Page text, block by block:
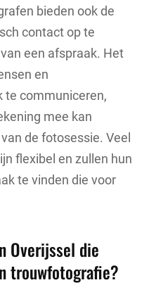
bieden ook de
contact op te
een afspraak. Het
en
te communiceren,
mee kan
de fotosessie. Veel
flexibel en zullen hun
te vinden die voor
Overijssel die
trouwfotografie?